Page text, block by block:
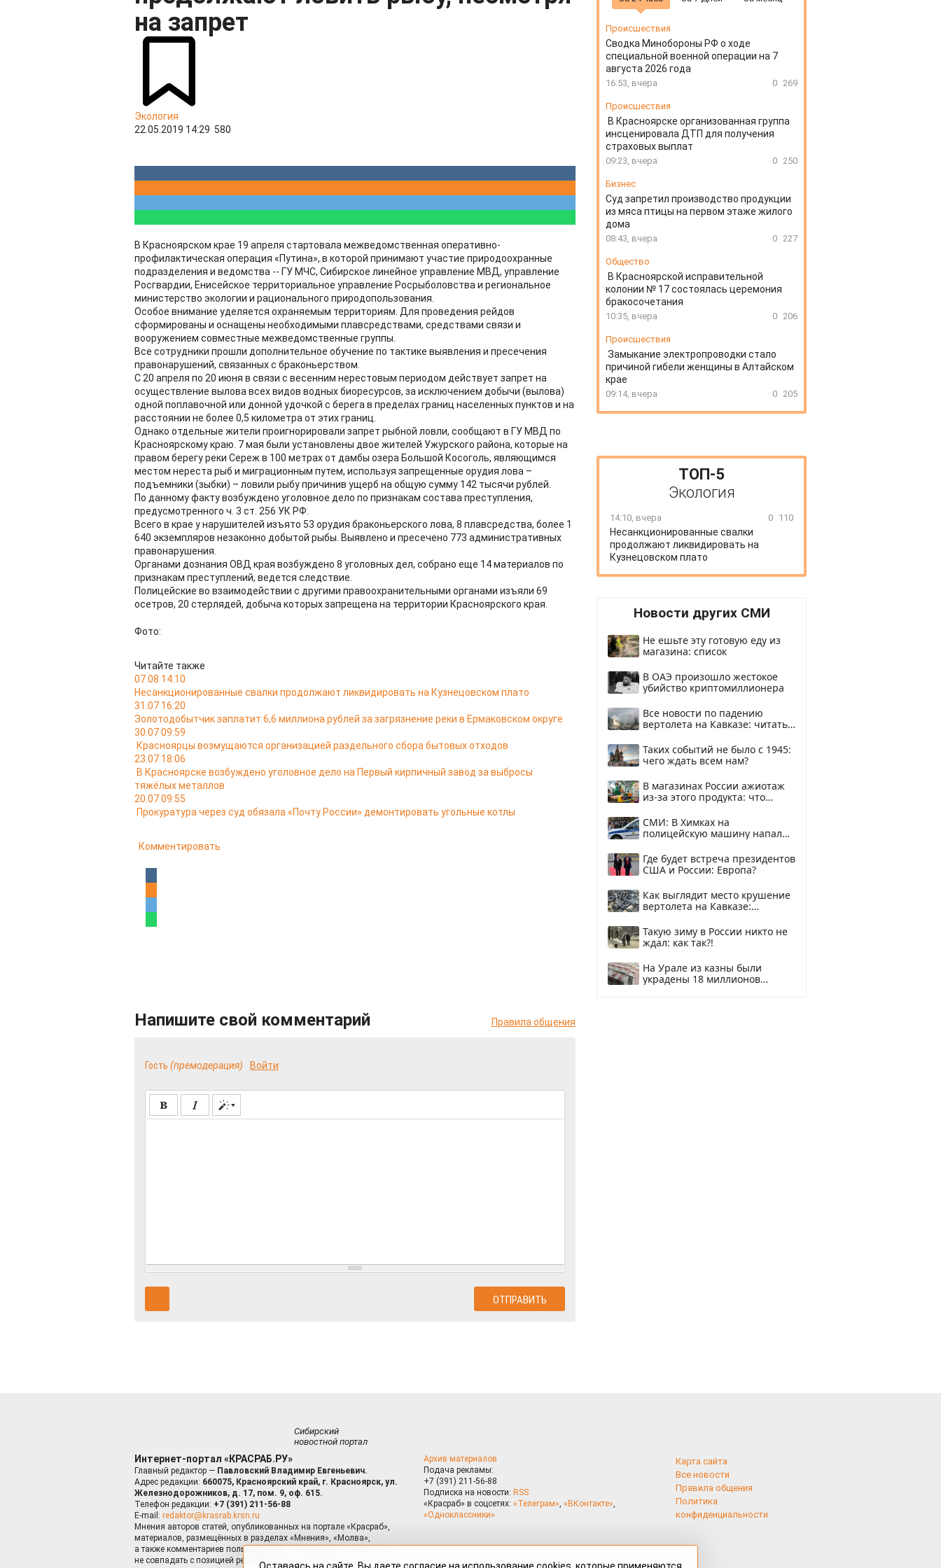
на запрет
Экология
22.05.2019 14:29 580
В Красноярском крае 19 апреля стартовала межведомственная оперативно-
профилактическая операция «Путина», в которой принимают участие природоохранные
подразделения и ведомства -- ГУ МЧС, Сибирское линейное управление МВД, управление
Росгвардии, Енисейское территориальное управление Росрыболовства и региональное
министерство экологии и рационального природопользования.
Особое внимание уделяется охраняемым территориям. Для проведения рейдов
сформированы и оснащены необходимыми плавсредствами, средствами связи и
вооружением совместные межведомственные группы.
Все сотрудники прошли дополнительное обучение по тактике выявления и пресечения
правонарушений, связанных с браконьерством.
С 20 апреля по 20 июня в связи с весенним нерестовым периодом действует запрет на
осуществление вылова всех видов водных биоресурсов, за исключением добычи (вылова)
одной поплавочной или донной удочкой с берега в пределах границ населенных пунктов и на
расстоянии не более 0,5 километра от этих границ.
Однако отдельные жители проигнорировали запрет рыбной ловли, сообщают в ГУ МВД по
Красноярскому краю. 7 мая были установлены двое жителей Ужурского района, которые на
правом берегу реки Сереж в 100 метрах от дамбы озера Большой Косоголь, являющимся
местом нереста рыб и миграционным путем, используя запрещенные орудия лова –
подъемники (зыбки) – ловили рыбу причинив ущерб на общую сумму 142 тысячи рублей.
По данному факту возбуждено уголовное дело по признакам состава преступления,
предусмотренного ч. 3 ст. 256 УК РФ.
Всего в крае у нарушителей изъято 53 орудия браконьерского лова, 8 плавсредства, более 1
640 экземпляров незаконно добытой рыбы. Выявлено и пресечено 773 административных
правонарушения.
Органами дознания ОВД края возбуждено 8 уголовных дел, собрано еще 14 материалов по
признакам преступлений, ведется следствие.
Полицейские во взаимодействии с другими правоохранительными органами изъяли 69
осетров, 20 стерлядей, добыча которых запрещена на территории Красноярского края.
Фото:
Читайте также
07.08 14:10
Несанкционированные свалки продолжают ликвидировать на Кузнецовском плато
31.07 16:20
Золотодобытчик заплатит 6,6 миллиона рублей за загрязнение реки в Ермаковском округе
30.07 09:59
Красноярцы возмущаются организацией раздельного сбора бытовых отходов
23.07 18:06
В Красноярске возбуждено уголовное дело на Первый кирпичный завод за выбросы
тяжёлых металлов
20.07 09:55
Прокуратура через суд обязала «Почту России» демонтировать угольные котлы
Комментировать
Напишите свой комментарий Правила общения
Гость (премодерация) Войти
Происшествия
Сводка Минобороны РФ о ходе
специальной военной операции на 7
августа 2026 года
16:53, вчера 0 269
Происшествия
В Красноярске организованная группа
инсценировала ДТП для получения
страховых выплат
09:23, вчера 0 250
Бизнес
Суд запретил производство продукции
из мяса птицы на первом этаже жилого
дома
08:43, вчера 0 227
Общество
В Красноярской исправительной
колонии № 17 состоялась церемония
бракосочетания
10:35, вчера 0 206
Происшествия
Замыкание электропроводки стало
причиной гибели женщины в Алтайском
крае
09:14, вчера 0 205
ТОП-5
Экология
14:10, вчера 0 110
Несанкционированные свалки
продолжают ликвидировать на
Кузнецовском плато
Новости других СМИ
Не ешьте эту готовую еду из
магазина: список
В ОАЭ произошло жестокое
убийство криптомиллионера
Все новости по падению
вертолета на Кавказе: читать
Таких событий не было с 1945:
чего ждать всем нам?
В магазинах России ажиотаж
из-за этого продукта: что
СМИ: В Химках на
полицейскую машину напали
Где будет встреча президентов
США и России: Европа?
Как выглядит место крушение
вертолета на Кавказе:
Такую зиму в России никто не
ждал: как так?!
На Урале из казны были
украдены 18 миллионов
Сибирский
новостной портал
Интернет-портал «КРАСРАБ.РУ»
Главный редактор — Павловский Владимир Евгеньевич.
Адрес редакции: 660075, Красноярский край, г. Красноярск, ул.
Железнодорожников, д. 17, пом. 9, оф. 615.
Телефон редакции: +7 (391) 211-56-88
E-mail: redaktor@krasrab.krsn.ru
Мнения авторов статей, опубликованных на портале «Красраб»,
материалов, размещённых в разделах «Мнения», «Молва»,
а также комментариев пользователей к материалам сайта могут
не совпадать с позицией редакции.
Архив материалов
Подача рекламы:
+7 (391) 211-56-88
Подписка на новости: RSS
«Красраб» в соцсетях: «Телеграм», «ВКонтакте»,
«Одноклассники»
Карта сайта
Все новости
Правила общения
Политика
конфиденциальности